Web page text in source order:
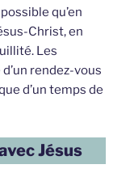
qu’en
Christ, en
Les
rendez-vous
d’un temps de
Jésus